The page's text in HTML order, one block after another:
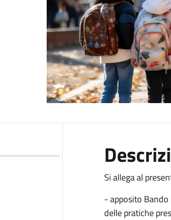
Si allega al
- apposito
delle pratiche